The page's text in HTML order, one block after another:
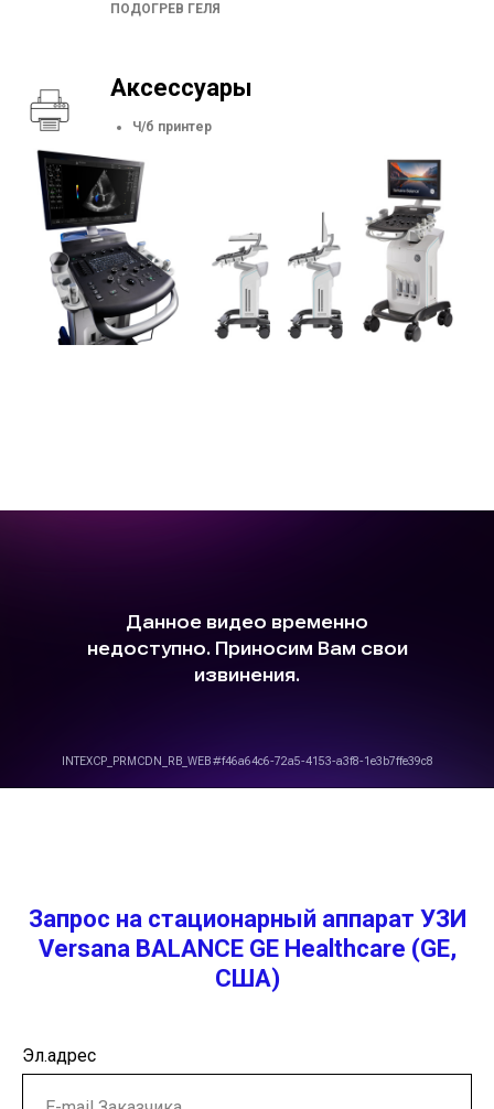
ПОДОГРЕВ ГЕЛЯ
Аксессуары
Ч/б принтер
Запрос на стационарный аппарат УЗИ
Versana BALANCE GE Healthcare (GE,
США)
Эл.адрес